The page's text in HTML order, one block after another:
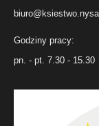
Godziny pracy:
pn. - pt. 7.30 - 15.30